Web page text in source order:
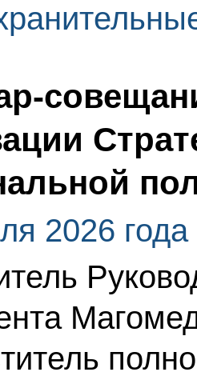
2026 года